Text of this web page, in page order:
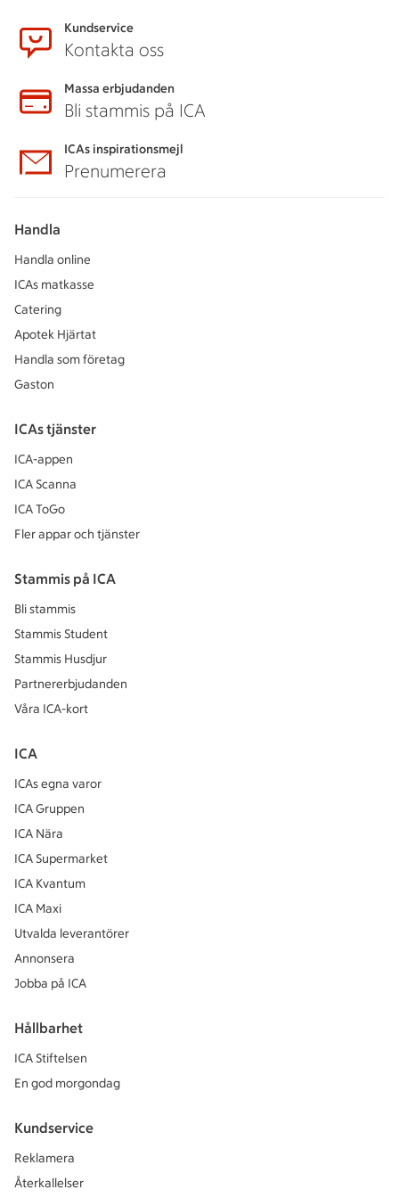
Kundservice
Kontakta oss
Massa erbjudanden
Bli stammis på ICA
ICAs inspirationsmejl
Prenumerera
Handla
Handla online
ICAs matkasse
Catering
Apotek Hjärtat
Handla som företag
Gaston
ICAs tjänster
ICA-appen
ICA Scanna
ICA ToGo
Fler appar och tjänster
Stammis på ICA
Bli stammis
Stammis Student
Stammis Husdjur
Partnererbjudanden
Våra ICA-kort
ICA
ICAs egna varor
ICA Gruppen
ICA Nära
ICA Supermarket
ICA Kvantum
ICA Maxi
Utvalda leverantörer
Annonsera
Jobba på ICA
Hållbarhet
ICA Stiftelsen
En god morgondag
Kundservice
Reklamera
Återkallelser